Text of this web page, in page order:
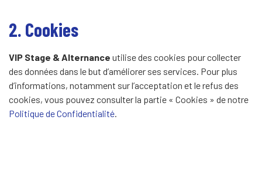
2. Cookies
VIP Stage & Alternance utilise des cookies pour collecter
des données dans le but d’améliorer ses services. Pour plus
d’informations, notamment sur l’acceptation et le refus des
cookies, vous pouvez consulter la partie « Cookies » de notre
Politique de Confidentialité.